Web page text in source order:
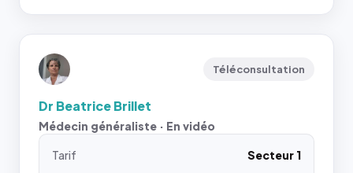
Téléconsultation
Dr Beatrice Brillet
Médecin généraliste · En vidéo
Tarif
Secteur 1